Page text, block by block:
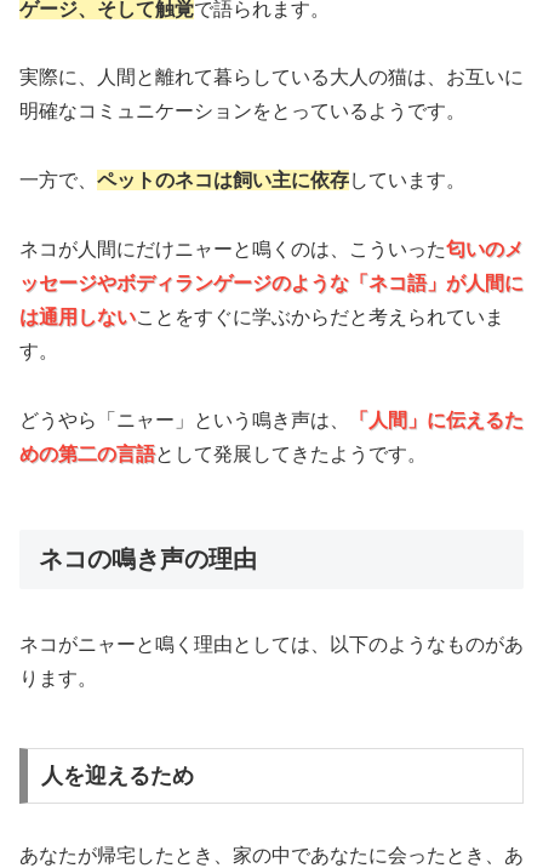
ゲージ、そして触覚で語られます。
実際に、人間と離れて暮らしている大人の猫は、お互いに
明確なコミュニケーションをとっているようです。
一方で、 ペットのネコは飼い主に依存しています。
ネコが人間にだけニャーと鳴くのは、こういった匂いのメ
ッセージやボディランゲージのような「ネコ語」が人間に
は通用しないことをすぐに学ぶからだと考えられていま
す。
どうやら「ニャー」という鳴き声は、
「人間」に伝えるた
めの第二の言語として発展してきたようです。
ネコの鳴き声の理由
ネコがニャーと鳴く理由としては、以下のようなものがあ
ります。
人を迎えるため
あなたが帰宅したとき、家の中であなたに会ったとき、あ